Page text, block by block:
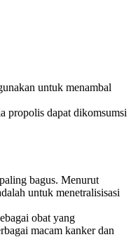
untuk menambal
propolis dapat dikomsumsi
bagus. Menurut
untuk menetralisisasi
obat yang
macam kanker dan